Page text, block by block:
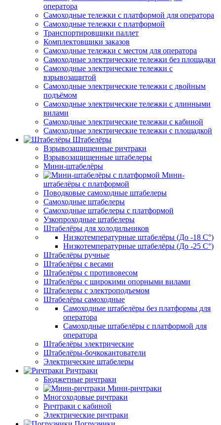
оператора
Самоходные тележки с платформой для оператора
Самоходные тележки с платформой
Транспортировщики паллет
Комплектовщики заказов
Самоходные тележки с местом для оператора
Самоходные электрические тележки без площадки
Самоходные электрические тележки с
взрывозащитой
Самоходные электрические тележки с двойным
подъёмом
Самоходные электрические тележки с длинными
вилами
Самоходные электрические тележки с кабиной
Самоходные электрические тележки с площадкой
Штабелёры
Взрывозащищенные ричтраки
Взрывозащищенные штабелеры
Мини-штабелёры
Мини-
штабелёры с платформой
Поводковые самоходные штабелеры
Самоходные штабелеры
Самоходные штабелеры с платформой
Узкопроходные штабелеры
Штабелёры для холодильников
Низкотемпературные штабелёры (До -18 C°)
Низкотемпературные штабелёры (До -25 C°)
Штабелёры ручные
Штабелёры с весами
Штабелёры с противовесом
Штабелёры с широкими опорными вилами
Штабелеры с электроподъемом
Штабелёры самоходные
Самоходные штабелёры без платформы для
оператора
Самоходные штабелёры с платформой для
оператора
Штабелёры электрические
Штабелёры-бочкокантователи
Электрические штабелеры
Ричтраки
Бюджетные ричтраки
Мини-ричтраки
Многоходовые ричтраки
Ричтраки с кабиной
Электрические ричтраки